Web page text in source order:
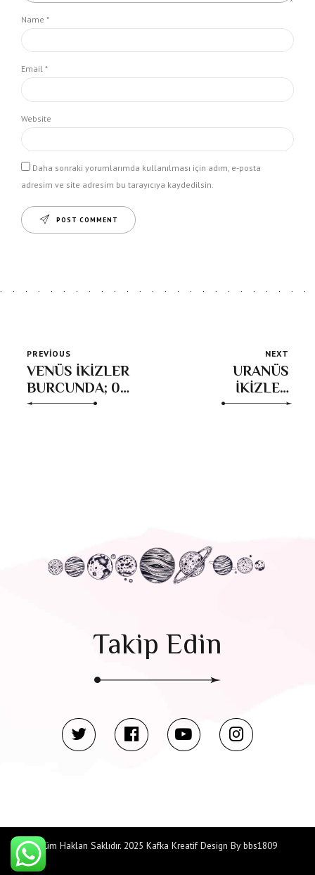
Name *
Email *
Website
Daha sonraki yorumlarımda kullanılması için adım, e-posta
adresim ve site adresim bu tarayıcıya kaydedilsin.
POST COMMENT
PREVIOUS
VENÜS İKİZLER
BURCUNDA; 04-
31 Temmuz 2025
NEXT
URANÜS
İKİZLER
SEYRİNİN
Takip Edin
Tüm Hakları Saklıdır. 2025 Kafka Kreatif Design By bbs1809